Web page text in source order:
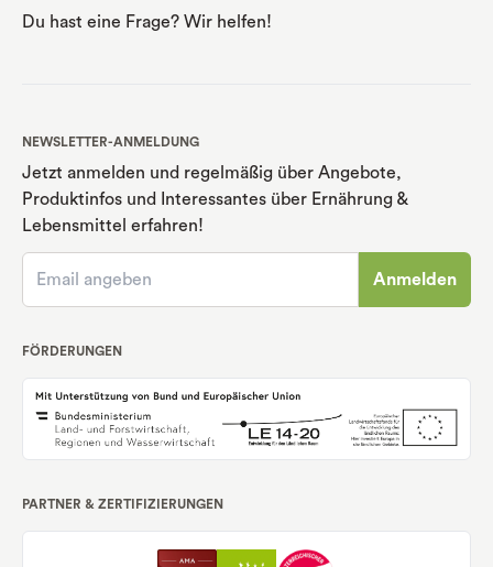
Du hast eine Frage? Wir helfen!
NEWSLETTER-ANMELDUNG
Jetzt anmelden und regelmäßig über Angebote,
Produktinfos und Interessantes über Ernährung &
Lebensmittel erfahren!
Anmelden
FÖRDERUNGEN
PARTNER & ZERTIFIZIERUNGEN